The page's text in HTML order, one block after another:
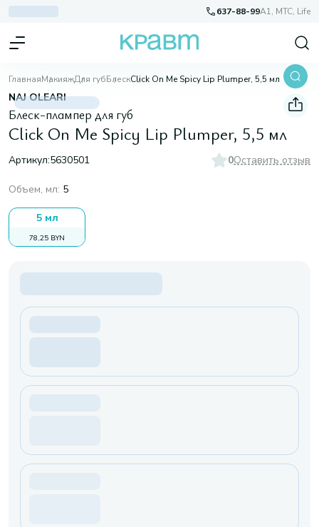
637-88-99A1, МТС, Life
ГлавнаяМакияжДля губБлескClick On Me Spicy Lip Plumper, 5,5 мл
NAJ OLEARI
Блеск-плампер для губ
Click On Me Spicy Lip Plumper, 5,5 мл
Артикул:5630501 0Оставить отзыв
Объем, мл: 5
5 мл
78,25 BYN